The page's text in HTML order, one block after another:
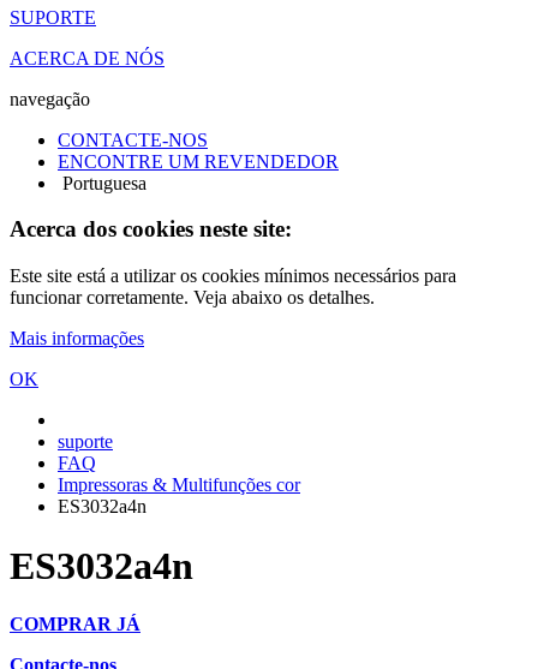
SUPORTE
ACERCA DE NÓS
navegação
CONTACTE-NOS
ENCONTRE UM REVENDEDOR
Portuguesa
Acerca dos cookies neste site:
Este site está a utilizar os cookies mínimos necessários para
funcionar corretamente. Veja abaixo os detalhes.
Mais informações
OK
suporte
FAQ
Impressoras & Multifunções cor
ES3032a4n
ES3032a4n
COMPRAR JÁ
Contacte-nos